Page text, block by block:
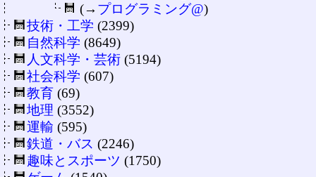
(→ プログラミング@)
技術・工学 (2399)
自然科学 (8649)
人文科学・芸術 (5194)
社会科学 (607)
教育 (69)
地理 (3552)
運輸 (595)
鉄道・バス (2246)
趣味とスポーツ (1750)